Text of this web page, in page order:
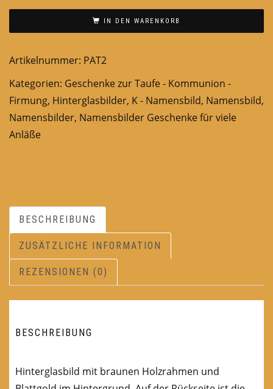
IN DEN WARENKORB
Artikelnummer: PAT2
Kategorien: Geschenke zur Taufe - Kommunion -
Firmung, Hinterglasbilder, K - Namensbild, Namensbild,
Namensbilder, Namensbilder Geschenke für viele
Anläße
BESCHREIBUNG
ZUSÄTZLICHE INFORMATION
REZENSIONEN (0)
BESCHREIBUNG
Hinterglasbild mit braunen Holzrahmen und